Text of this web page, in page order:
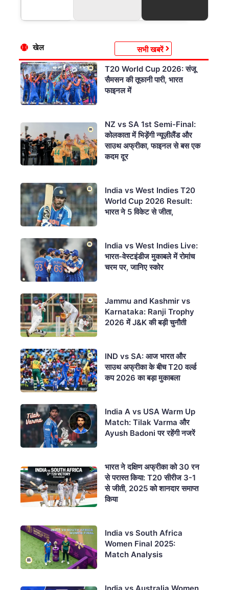
खेल सभी खबरें
T20 World Cup 2026: संजू
सैमसन की तूफानी पारी, भारत
फाइनल में
NZ vs SA 1st Semi-Final:
कोलकाता में भिड़ेंगी न्यूज़ीलैंड और
साउथ अफ्रीका, फाइनल से बस एक
कदम दूर
India vs West Indies T20
World Cup 2026 Result:
भारत ने 5 विकेट से जीता,
India vs West Indies Live:
भारत-वेस्टइंडीज मुकाबले में रोमांच
चरम पर, जानिए स्कोर
Jammu and Kashmir vs
Karnataka: Ranji Trophy
2026 में J&K की बड़ी चुनौती
IND vs SA: आज भारत और
साउथ अफ्रीका के बीच T20 वर्ल्ड
कप 2026 का बड़ा मुकाबला
India A vs USA Warm Up
Match: Tilak Varma और
Ayush Badoni पर रहेंगी नजरें
भारत ने दक्षिण अफ्रीका को 30 रन
से परास्त किया: T20 सीरीज 3-1
से जीती, 2025 को शानदार समाप्त
किया
India vs South Africa
Women Final 2025:
Match Analysis